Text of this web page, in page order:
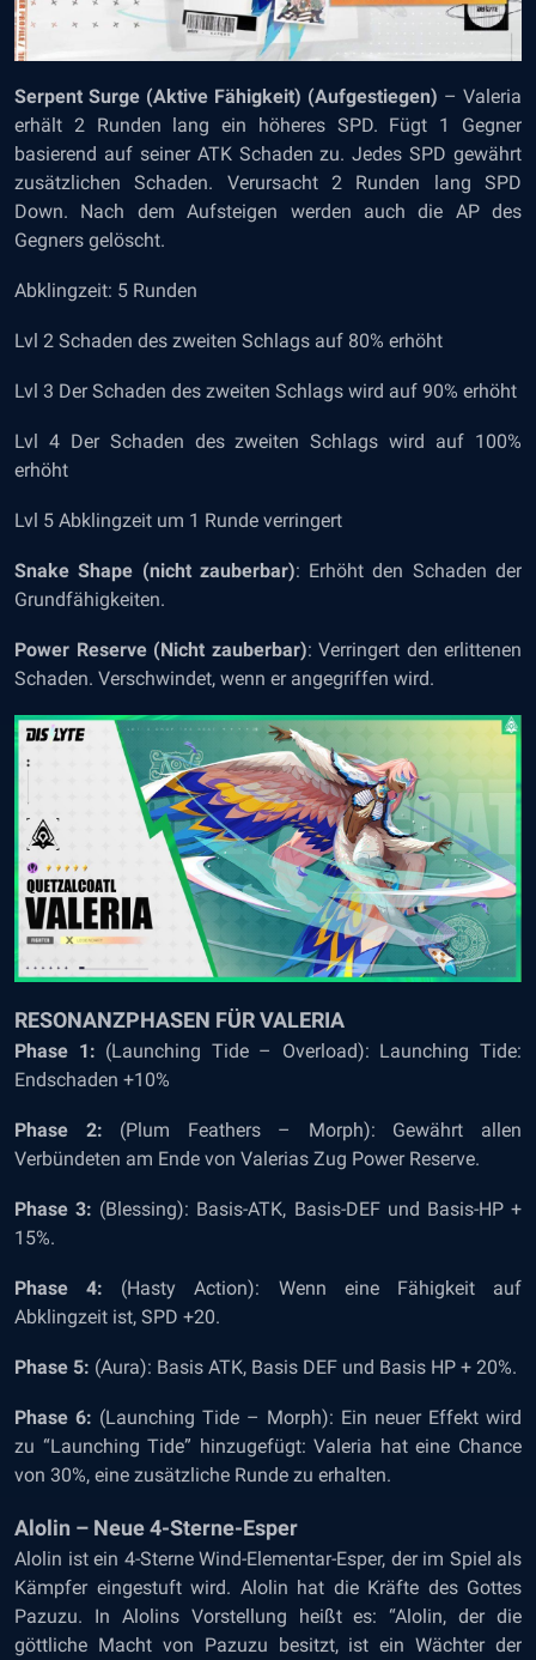
Serpent Surge (Aktive Fähigkeit) (Aufgestiegen) – Valeria
erhält 2 Runden lang ein höheres SPD. Fügt 1 Gegner
basierend auf seiner ATK Schaden zu. Jedes SPD gewährt
zusätzlichen Schaden. Verursacht 2 Runden lang SPD
Down. Nach dem Aufsteigen werden auch die AP des
Gegners gelöscht.
Abklingzeit: 5 Runden
Lvl 2 Schaden des zweiten Schlags auf 80% erhöht
Lvl 3 Der Schaden des zweiten Schlags wird auf 90% erhöht
Lvl 4 Der Schaden des zweiten Schlags wird auf 100%
erhöht
Lvl 5 Abklingzeit um 1 Runde verringert
Snake Shape (nicht zauberbar): Erhöht den Schaden der
Grundfähigkeiten.
Power Reserve (Nicht zauberbar): Verringert den erlittenen
Schaden. Verschwindet, wenn er angegriffen wird.
RESONANZPHASEN FÜR VALERIA
Phase 1: (Launching Tide – Overload): Launching Tide:
Endschaden +10%
Phase 2: (Plum Feathers – Morph): Gewährt allen
Verbündeten am Ende von Valerias Zug Power Reserve.
Phase 3: (Blessing): Basis-ATK, Basis-DEF und Basis-HP +
15%.
Phase 4: (Hasty Action): Wenn eine Fähigkeit auf
Abklingzeit ist, SPD +20.
Phase 5: (Aura): Basis ATK, Basis DEF und Basis HP + 20%.
Phase 6: (Launching Tide – Morph): Ein neuer Effekt wird
zu “Launching Tide” hinzugefügt: Valeria hat eine Chance
von 30%, eine zusätzliche Runde zu erhalten.
Alolin – Neue 4-Sterne-Esper
Alolin ist ein 4-Sterne Wind-Elementar-Esper, der im Spiel als
Kämpfer eingestuft wird. Alolin hat die Kräfte des Gottes
Pazuzu. In Alolins Vorstellung heißt es: “Alolin, der die
göttliche Macht von Pazuzu besitzt, ist ein Wächter der